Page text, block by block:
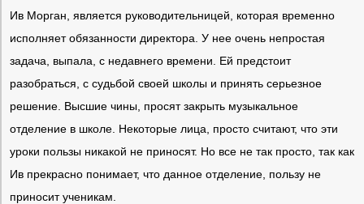
Ив Морган, является руководительницей, которая временно
исполняет обязанности директора. У нее очень непростая
задача, выпала, с недавнего времени. Ей предстоит
разобраться, с судьбой своей школы и принять серьезное
решение. Высшие чины, просят закрыть музыкальное
отделение в школе. Некоторые лица, просто считают, что эти
уроки пользы никакой не приносят. Но все не так просто, так как
Ив прекрасно понимает, что данное отделение, пользу не
приносит ученикам.